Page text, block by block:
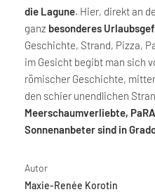
die Lagune. Hier, direkt an
ganz besonderes
Geschichte, Strand, Pizza,
im Gesicht begibt man sich
römischer Geschichte,
den schier unendlichen
Meerschaumverliebte,
Sonnenanbeter sind in
Autor
Maxie-Renée Korotin